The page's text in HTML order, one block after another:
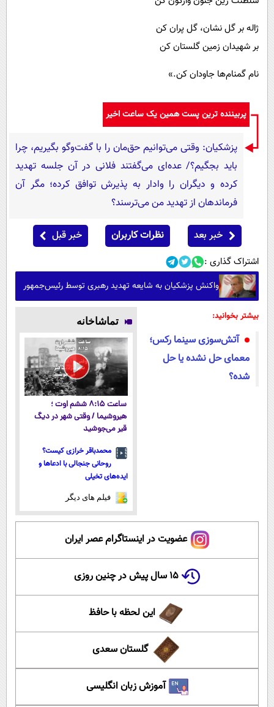
ژاله بر گل نشان، گل پران کن
بر شهیدان زمین گلستان کن
نام گمنام‌ها جاودان کن.»
پربیننده ترین پست همین یک ساعت اخیر
پزشکیان: وقتی می‌توانیم حق‌مان را با گفت‌وگو بگیریم، چرا
باید بجگیم؟/ عده‌ای می‌گفتند فلانی در آن جلسه تهدید
کرده و دیگران را وادار به پذیرش توافق کرده؛ مگر آن
فرماندهان از تهدید من می‌ترسند؟
خبر بعد نظرات کاربران خبر قبل
اشتراک گذاری :
واکنش پزشکیان به شایعه تهدید رهبری توسط رئیس‌جمهور
بیشتر بخوانید:
آتش‌سوزی سینما رکس؛
معمای حل نشده یا حل
شده؟
تماشاخانه
ساعت ۸:۱۵ ششم اوت ؛
هیروشیما / وقتی شهر در دیگ
قیر می‌جوشید
محمدباقر خرازی کیست؟
روحانی جنجالی با ادعاها و
ایده‌های تخیلی
فیلم های دیگر
عضویت در اینستاگرام عصر ایران
۱۵ سال پیش در چنین روزی
این لحظه با حافظ
گلستان سعدی
آموزش زبان انگلیسی